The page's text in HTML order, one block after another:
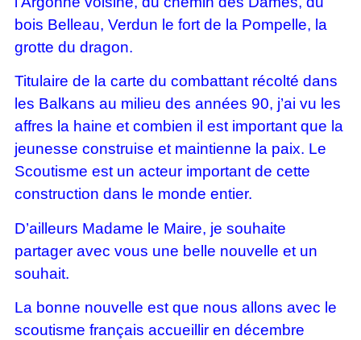
bois Belleau, Verdun le fort de la Pompelle, la
grotte du dragon.
Titulaire de la carte du combattant récolté dans
les Balkans au milieu des années 90, j’ai vu les
affres la haine et combien il est important que la
jeunesse construise et maintienne la paix. Le
Scoutisme est un acteur important de cette
construction dans le monde entier.
D’ailleurs Madame le Maire, je souhaite
partager avec vous une belle nouvelle et un
souhait.
La bonne nouvelle est que nous allons avec le
scoutisme français accueillir en décembre